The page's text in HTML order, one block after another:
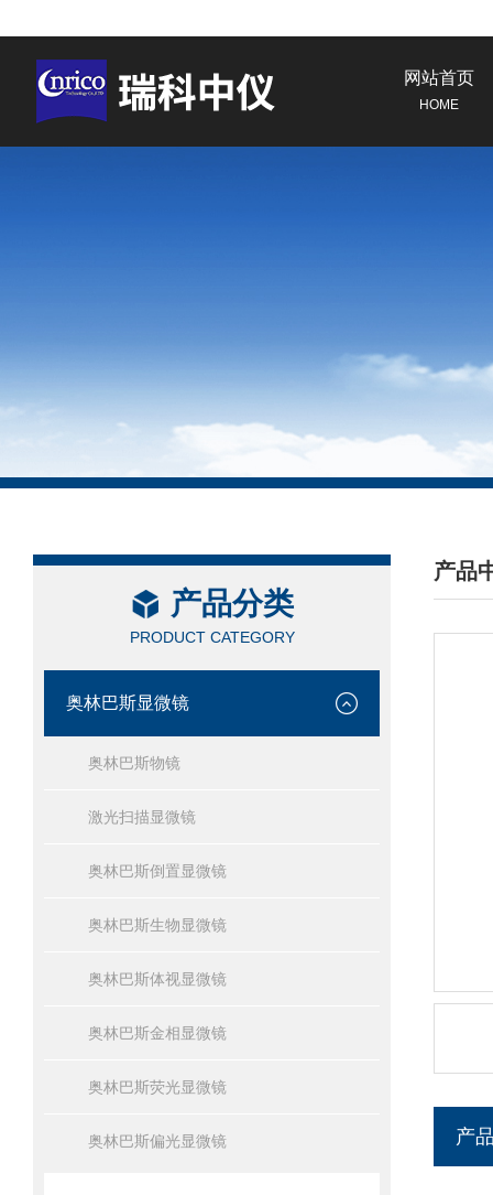
网站首页
HOME
产品分类
PRODUCT CATEGORY
奥林巴斯显微镜
奥林巴斯物镜
激光扫描显微镜
奥林巴斯倒置显微镜
奥林巴斯生物显微镜
奥林巴斯体视显微镜
奥林巴斯金相显微镜
奥林巴斯荧光显微镜
奥林巴斯偏光显微镜
产品
/
产